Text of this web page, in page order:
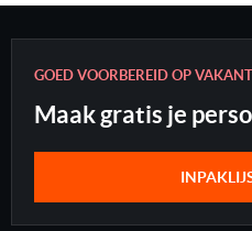
GOED VOORBEREID OP
Maak gratis je